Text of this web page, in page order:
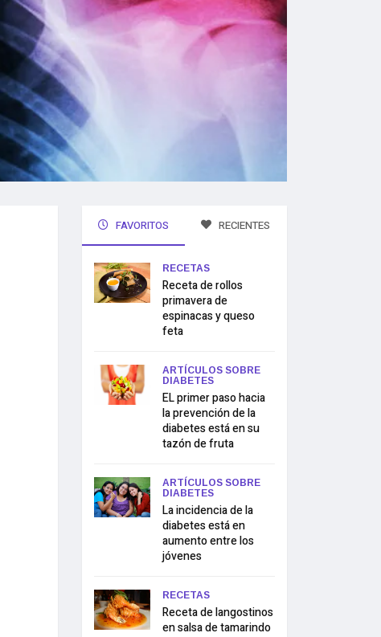
FAVORITOS RECIENTES
RECETAS
Receta de rollos
primavera de
espinacas y queso
feta
ARTÍCULOS SOBRE
DIABETES
EL primer paso hacia
la prevención de la
diabetes está en su
tazón de fruta
ARTÍCULOS SOBRE
DIABETES
La incidencia de la
diabetes está en
aumento entre los
jóvenes
RECETAS
Receta de langostinos
en salsa de tamarindo